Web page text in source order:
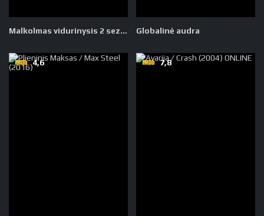
Malkolmas vidurinysis 2 sezonas Globalinė audra
4,6 7,8